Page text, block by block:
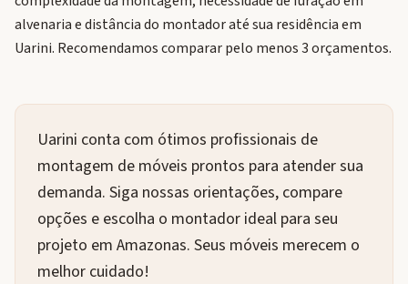
alvenaria e distância do montador até sua residência em
Uarini. Recomendamos comparar pelo menos 3 orçamentos.
Uarini conta com ótimos profissionais de
montagem de móveis prontos para atender sua
demanda. Siga nossas orientações, compare
opções e escolha o montador ideal para seu
projeto em Amazonas. Seus móveis merecem o
melhor cuidado!